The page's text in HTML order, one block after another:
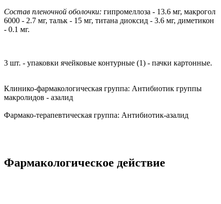
Состав пленочной оболочки: гипромеллоза - 13.6 мг, макрогол
6000 - 2.7 мг, тальк - 15 мг, титана диоксид - 3.6 мг, диметикон
- 0.1 мг.
3 шт. - упаковки ячейковые контурные (1) - пачки картонные.
Клинико-фармакологическая группа: Антибиотик группы
макролидов - азалид
Фармако-терапевтическая группа: Антибиотик-азалид
Фармакологическое действие